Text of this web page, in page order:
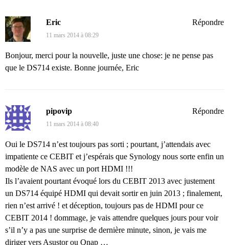
Eric
11 mars 2014 à 08:29
Bonjour, merci pour la nouvelle, juste une chose: je ne pense pas
que le DS714 existe. Bonne journée, Eric
Répondre
pipovip
11 mars 2014 à 08:40
Oui le DS714 n’est toujours pas sorti ; pourtant, j’attendais avec
impatiente ce CEBIT et j’espérais que Synology nous sorte enfin un
modèle de NAS avec un port HDMI !!!
Ils l’avaient pourtant évoqué lors du CEBIT 2013 avec justement
un DS714 équipé HDMI qui devait sortir en juin 2013 ; finalement,
rien n’est arrivé ! et déception, toujours pas de HDMI pour ce
CEBIT 2014 ! dommage, je vais attendre quelques jours pour voir
s’il n’y a pas une surprise de dernière minute, sinon, je vais me
diriger vers Asustor ou Qnap …
Répondre